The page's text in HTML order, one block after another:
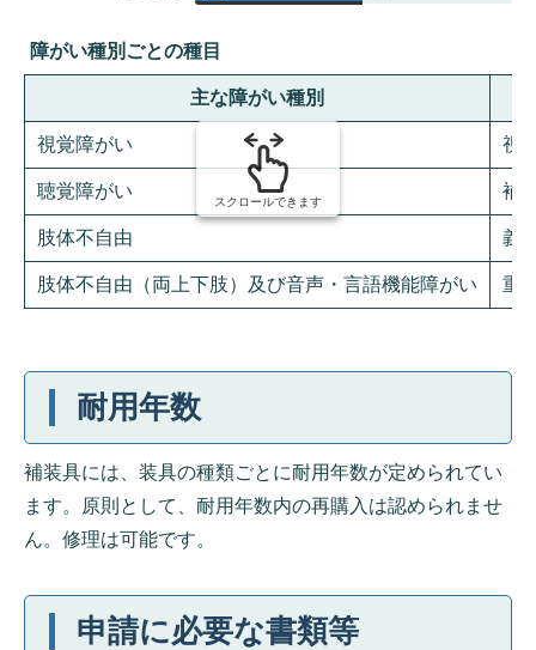
み
の
障がい種別ごとの種目
主な障がい種別
視覚障がい 視
聴覚障がい 補
肢体不自由 義
肢体不自由（両上下肢）及び音声・言語機能障がい 重
スクロールできます
耐用年数
補装具には、装具の種類ごとに耐用年数が定められてい
ます。原則として、耐用年数内の再購入は認められませ
ん。修理は可能です。
申請に必要な書類等